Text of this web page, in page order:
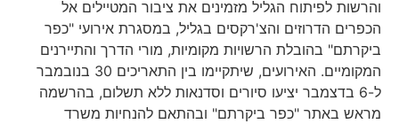
והרשות לפיתוח הגליל מזמינים את ציבור המטיילים אל
הכפרים הדרוזים והצ'רקסים בגליל, במסגרת אירועי "כפר
ביקרתם" בהובלת הרשויות מקומיות, מורי הדרך והתיירנים
המקומיים. האירועים, שיתקיימו בין התאריכים 30 בנובמבר
ל-6 בדצמבר יציעו סיורים וסדנאות ללא תשלום, בהרשמה
מראש באתר "כפר ביקרתם" ובהתאם להנחיות משרד